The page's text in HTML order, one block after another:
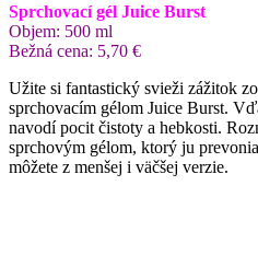
Sprchovací gél Juice Burst
Objem: 500 ml
Bežná cena: 5,70 €
Užite si fantastický svieži zážitok
sprchovacím gélom Juice Burst.
navodí pocit čistoty a hebkosti.
sprchovým gélom, ktorý ju
môžete z menšej i väčšej verzie.